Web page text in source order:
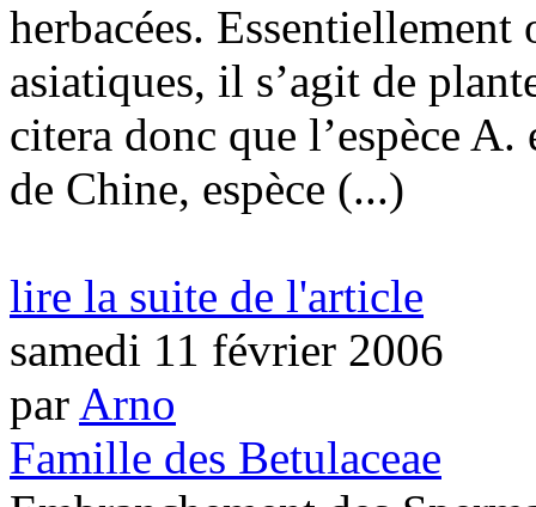
herbacées.
asiatiques, il s’agit de
citera donc que l’espèce
de Chine, espèce (...)
lire la suite de l'article
samedi 11 février 2006
par Arno
Famille des Betulaceae